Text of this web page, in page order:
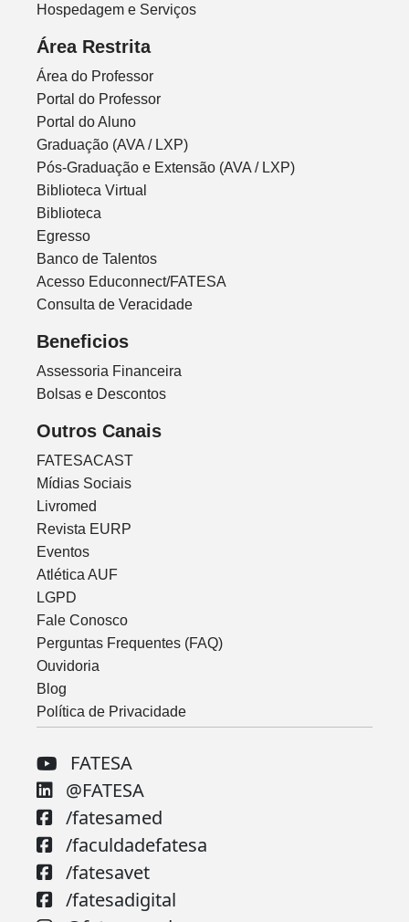
Hospedagem e Serviços
Área Restrita
Área do Professor
Portal do Professor
Portal do Aluno
Graduação (AVA / LXP)
Pós-Graduação e Extensão (AVA / LXP)
Biblioteca Virtual
Biblioteca
Egresso
Banco de Talentos
Acesso Educonnect/FATESA
Consulta de Veracidade
Beneficios
Assessoria Financeira
Bolsas e Descontos
Outros Canais
FATESACAST
Mídias Sociais
Livromed
Revista EURP
Eventos
Atlética AUF
LGPD
Fale Conosco
Perguntas Frequentes (FAQ)
Ouvidoria
Blog
Política de Privacidade
FATESA
@FATESA
/fatesamed
/faculdadefatesa
/fatesavet
/fatesadigital